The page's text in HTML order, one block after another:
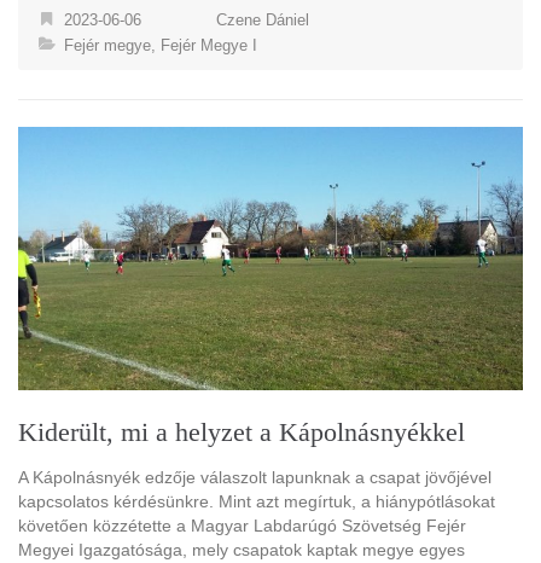
2023-06-06
Czene Dániel
Fejér megye, Fejér Megye I
Kiderült, mi a helyzet a Kápolnásnyékkel
A Kápolnásnyék edzője válaszolt lapunknak a csapat jövőjével
kapcsolatos kérdésünkre. Mint azt megírtuk, a hiánypótlásokat
követően közzétette a Magyar Labdarúgó Szövetség Fejér
Megyei Igazgatósága, mely csapatok kaptak megye egyes